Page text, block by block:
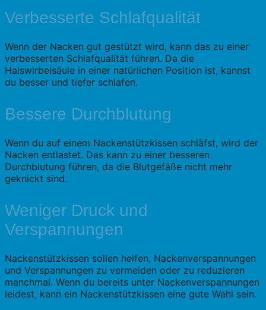
Verbesserte Schlafqualität
Wenn der Nacken gut gestützt wird, kann das zu einer
verbesserten Schlafqualität führen. Da die
Halswirbelsäule in einer natürlichen Position ist, kannst
du besser und tiefer schlafen.
Bessere Durchblutung
Wenn du auf einem Nackenstützkissen schläfst, wird der
Nacken entlastet. Das kann zu einer besseren
Durchblutung führen, da die Blutgefäße nicht mehr
geknickt sind.
Weniger Druck und
Verspannungen
Nackenstützkissen sollen helfen, Nackenverspannungen
und Verspannungen zu vermeiden oder zu reduzieren
manchmal. Wenn du bereits unter Nackenverspannungen
leidest, kann ein Nackenstützkissen eine gute Wahl sein.